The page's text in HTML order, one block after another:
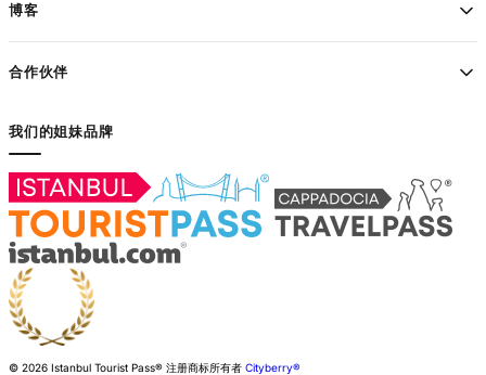
博客
合作伙伴
我们的姐妹品牌
© 2026 Istanbul Tourist Pass® 注册商标所有者 Cityberry®